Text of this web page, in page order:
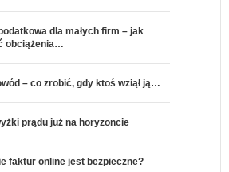
dla małych firm – jak
obciążenia…
– co zrobić, gdy ktoś wziął ją…
prądu już na horyzoncie
faktur online jest bezpieczne?